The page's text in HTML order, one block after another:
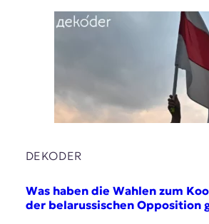
DEKODER
Was haben die Wahlen zum
der belarussischen Opposition